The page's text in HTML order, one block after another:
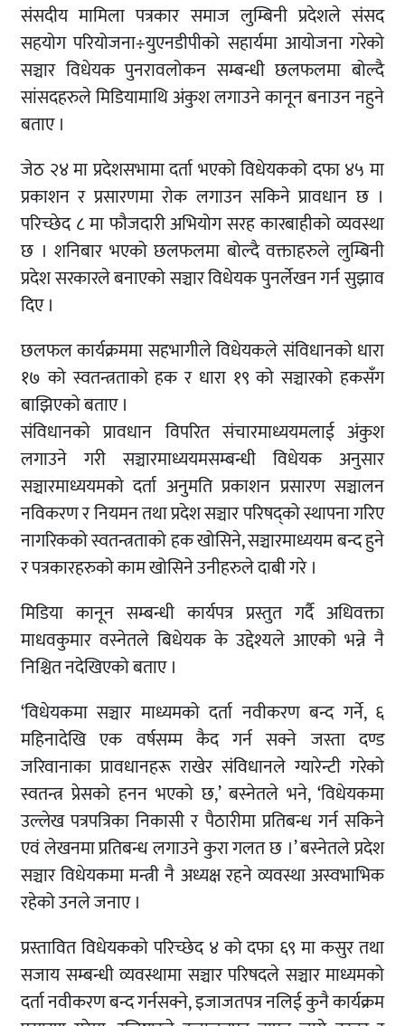
संसदीय मामिला पत्रकार समाज लुम्बिनी प्रदेशले संसद
सहयोग परियोजना÷युएनडीपीको सहार्यमा आयोजना गरेको
सञ्चार विधेयक पुनरावलोकन सम्बन्धी छलफलमा बोल्दै
सांसदहरुले मिडियामाथि अंकुश लगाउने कानून बनाउन नहुने
बताए ।
जेठ २४ मा प्रदेशसभामा दर्ता भएको विधेयकको दफा ४५ मा
प्रकाशन र प्रसारणमा रोक लगाउन सकिने प्रावधान छ ।
परिच्छेद ८ मा फौजदारी अभियोग सरह कारबाहीको व्यवस्था
छ । शनिबार भएको छलफलमा बोल्दै वक्ताहरुले लुम्बिनी
प्रदेश सरकारले बनाएको सञ्चार विधेयक पुनर्लेखन गर्न सुझाव
दिए ।
छलफल कार्यक्रममा सहभागीले विधेयकले संविधानको धारा
१७ को स्वतन्त्रताको हक र धारा १९ को सञ्चारको हकसँग
बाझिएको बताए ।
संविधानको प्रावधान विपरित संचारमाध्ययमलाई अंकुश
लगाउने गरी सञ्चारमाध्ययमसम्बन्धी विधेयक अनुसार
सञ्चारमाध्ययमको दर्ता अनुमति प्रकाशन प्रसारण सञ्चालन
नविकरण र नियमन तथा प्रदेश सञ्चार परिषद्को स्थापना गरिए
नागरिकको स्वतन्त्रताको हक खोसिने, सञ्चारमाध्ययम बन्द हुने
र पत्रकारहरुको काम खोसिने उनीहरुले दाबी गरे ।
मिडिया कानून सम्बन्धी कार्यपत्र प्रस्तुत गर्दै अधिवक्ता
माधवकुमार वस्नेतले बिधेयक के उद्देश्यले आएको भन्ने नै
निश्चित नदेखिएको बताए ।
‘विधेयकमा सञ्चार माध्यमको दर्ता नवीकरण बन्द गर्ने, ६
महिनादेखि एक वर्षसम्म कैद गर्न सक्ने जस्ता दण्ड
जरिवानाका प्रावधानहरू राखेर संविधानले ग्यारेन्टी गरेको
स्वतन्त्र प्रेसको हनन भएको छ,’ बस्नेतले भने, ‘विधेयकमा
उल्लेख पत्रपत्रिका निकासी र पैठारीमा प्रतिबन्ध गर्न सकिने
एवं लेखनमा प्रतिबन्ध लगाउने कुरा गलत छ ।’ बस्नेतले प्रदेश
सञ्चार विधेयकमा मन्त्री नै अध्यक्ष रहने व्यवस्था अस्वभाभिक
रहेको उनले जनाए ।
प्रस्तावित विधेयकको परिच्छेद ४ को दफा ६९ मा कसुर तथा
सजाय सम्बन्धी व्यवस्थामा सञ्चार परिषदले सञ्चार माध्यमको
दर्ता नवीकरण बन्द गर्नसक्ने, इजाजतपत्र नलिई कुनै कार्यक्रम